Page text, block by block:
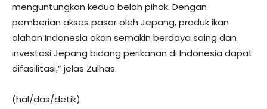
menguntungkan kedua belah pihak. Dengan
pemberian akses pasar oleh Jepang, produk ikan
olahan Indonesia akan semakin berdaya saing dan
investasi Jepang bidang perikanan di Indonesia dapat
difasilitasi,” jelas Zulhas.
(hal/das/detik)